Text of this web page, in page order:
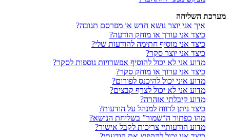
מערכת השליחה
איך אני יוצר נושא חדש או מפרסם תגובה?
כיצד אני עורך או מוחק הודעה?
כיצד אני מוסיף חתימה להודעות שלי?
כיצד אני יוצר סקר?
מדוע אני לא יכול להוסיף אפשרויות נוספות לסקר?
כיצד אני ערוך או מוחק סקר?
מדוע איני יכול להיכנס לפורום?
מדוע אני לא יכול לצרף קבצים?
מדוע קיבלתי אזהרה?
כיצד ניתן לדווח למנהל על הודעות?
מהו כפתור ה“שמור” בשליחת הנושא?
מדוע הודעותיי צריכות לקבל אישור?